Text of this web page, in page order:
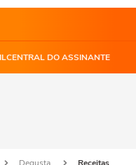
CENTRAL DO ASSINANTE